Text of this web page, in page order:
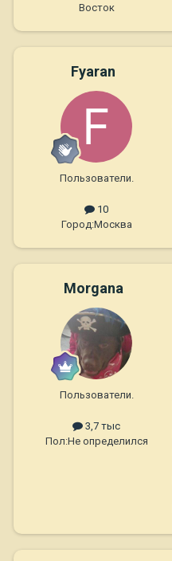
Восток
Fyaran
Пользователи.
10
Город:Москва
Morgana
Пользователи.
3,7 тыс
Пол:Не определился